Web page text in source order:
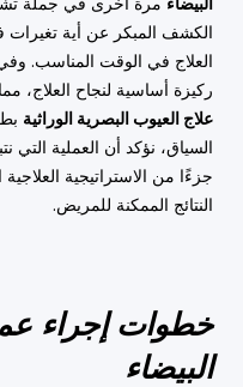
الكشف المبكر عن أية تغيرات
العلاج في الوقت المناسب. وفي
ركيزة أساسية لنجاح
علاج العيوب البصرية الوراثية
السياق، نؤكد أن العملية التي
جزءًا من الاستراتيجية
النتائج الممكنة للمريض.
خطوات إجراء
البيضاء